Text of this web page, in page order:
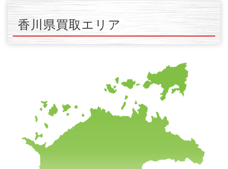
香川県買取エリア